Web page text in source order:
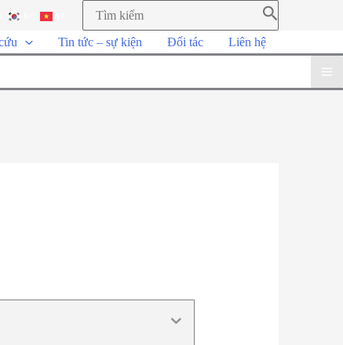
Tin tức – sự kiện Đối tác Liên hệ